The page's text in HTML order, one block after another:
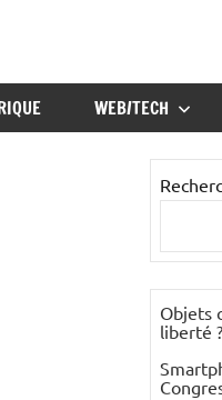
WEB/TECH
Objets
liberté ?